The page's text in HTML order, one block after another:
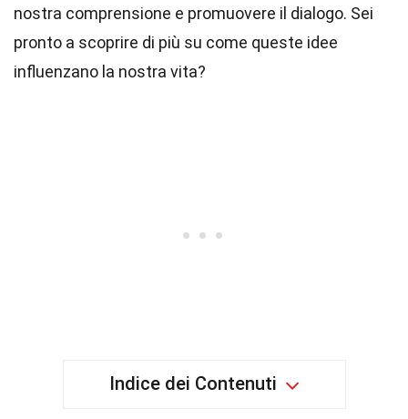
nostra comprensione e promuovere il dialogo. Sei
pronto a scoprire di più su come queste idee
influenzano la nostra vita?
Indice dei Contenuti